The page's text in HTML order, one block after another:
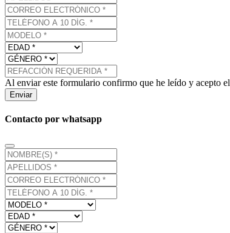
Al enviar este formulario confirmo que he leído y acepto el
Enviar
Contacto por whatsapp